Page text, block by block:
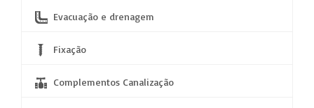
Evacuação e drenagem
Fixação
Complementos Canalização